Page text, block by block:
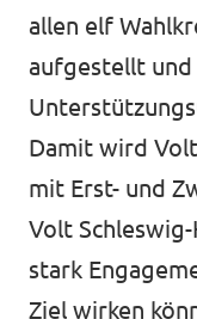
allen elf
aufgestellt
Damit wird
mit Erst- und
Volt
stark
Ziel wirken